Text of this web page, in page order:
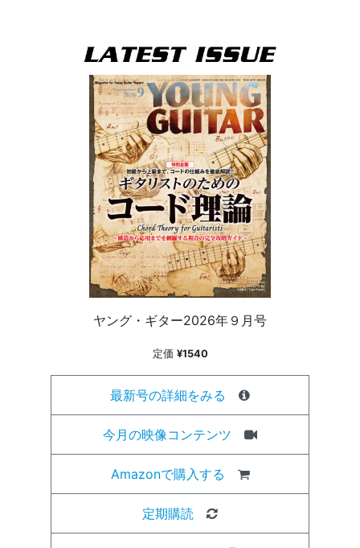
ヤング・ギター2026年９月号
定価 ¥1540
最新号の詳細をみる
今月の映像コンテンツ
Amazonで購入する
定期購読